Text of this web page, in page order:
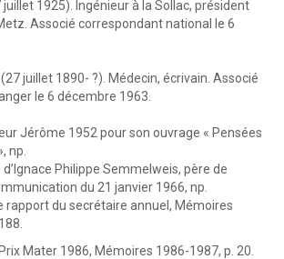
1925). Ingénieur à la Sollac, président
Associé correspondant national le 6
juillet 1890- ?). Médecin, écrivain. Associé
le 6 décembre 1963.
Jérôme 1952 pour son ouvrage « Pensées
np.
d’Ignace Philippe Semmelweis, père de
du 21 janvier 1966, np.
rapport du secrétaire annuel, Mémoires
Mater 1986, Mémoires 1986-1987, p. 20.